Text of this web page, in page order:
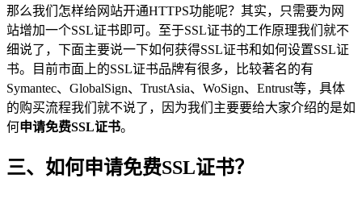
那么我们怎样给网站开通HTTPS功能呢？其实，只需要为网
站增加一个SSL证书即可。至于SSL证书的工作原理我们就不
细说了，下面主要说一下如何获得SSL证书和如何设置SSL证
书。目前市面上的SSL证书品牌有很多，比较著名的有
Symantec、GlobalSign、TrustAsia、WoSign、Entrust等，具体
的购买流程我们就不说了，因为我们主要要给大家介绍的是如
何申请免费SSL证书。
三、如何申请免费SSL证书？